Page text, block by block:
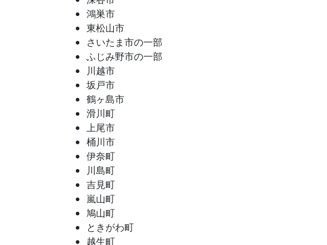
鴻巣市
東松山市
さいたま市の一部
ふじみ野市の一部
川越市
坂戸市
鶴ヶ島市
滑川町
上尾市
桶川市
伊奈町
川島町
吉見町
嵐山町
鳩山町
ときがわ町
越生町